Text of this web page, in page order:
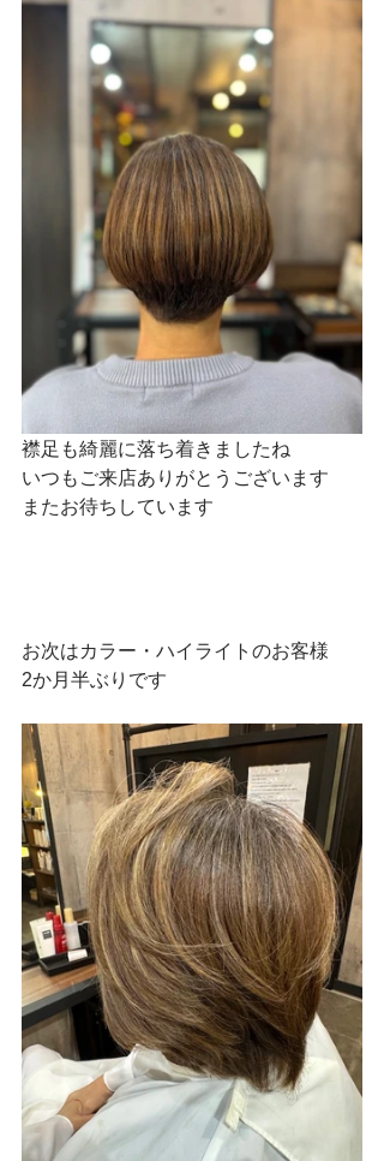
襟足も綺麗に落ち着きましたね
いつもご来店ありがとうございます
またお待ちしています
お次はカラー・ハイライトのお客様
2か月半ぶりです